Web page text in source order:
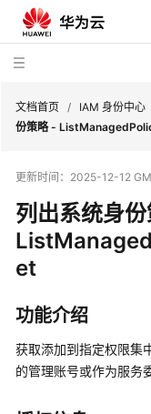
新
动
态
产
介
绍
快
入
文档首页 / IAM 身份中心
份策略 -
更新时间： 2025-12-12
列出系统身
et
功能介绍
获取添加到指定权限集
的管理账号或作为服务